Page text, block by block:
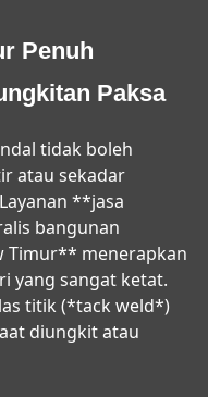
Penuh
Paksa
tidak boleh
atau sekadar
**jasa
bangunan
Timur** menerapkan
yang sangat ketat.
titik (*tack weld*)
diungkit atau